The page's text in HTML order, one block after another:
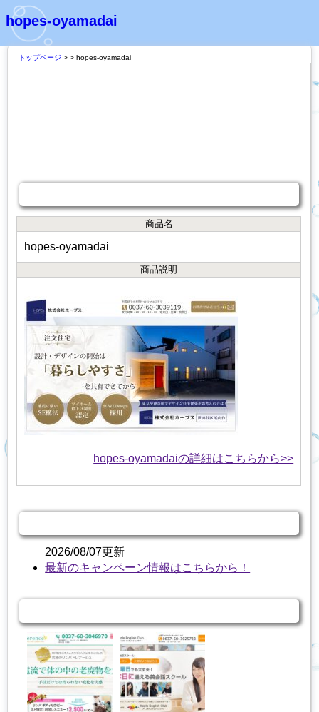
hopes-oyamadai
トップページ >> hopes-oyamadai
商品名
hopes-oyamadai
商品説明
hopes-oyamadaiの詳細はこちらから>>
2026/08/07更新
最新のキャンペーン情報はこちらから！